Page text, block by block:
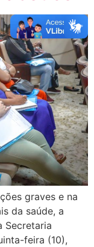
graves e na
da saúde, a
Secretaria
feira (10),